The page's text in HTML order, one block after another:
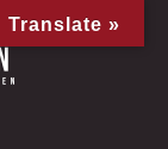
Translate »